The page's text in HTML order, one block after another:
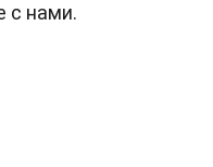
с нами.